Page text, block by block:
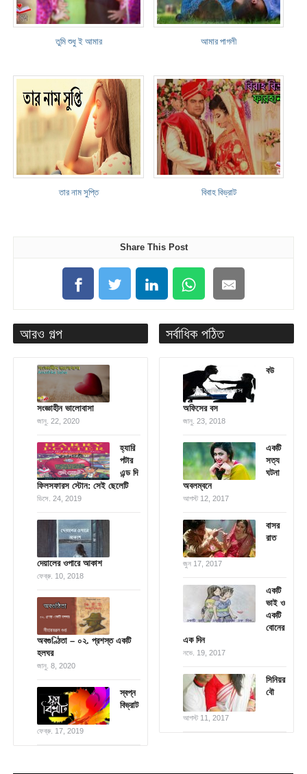
তুমি শুধু ই আমার আমার পাগলী
তার নাম সুপ্তি বিবাহ বিভ্রাট
Share This Post
আরও গল্প
সংজ্ঞাহীন ভালোবাসা
জানু. 22, 2020
হ্যারি
পটার
এন্ড দি
ফিলসফারস স্টোন: সেই ছেলেটি
ডিসে. 24, 2019
দেয়ালের ওপারে আকাশ
ফেব্রু. 10, 2018
অবগুণ্ঠিতা – ০২. প্রশস্ত একটি
হলঘর
জানু. 8, 2020
স্বপ্ন
বিভ্রাট
ফেব্রু. 17, 2019
সর্বাধিক পঠিত
বউ
অফিসের বস
জানু. 23, 2018
একটি
সত্য
ঘটনা
অবলম্বনে
আগস্ট 12, 2017
বাসর
রাত
জুন 17, 2017
একটি
ভাই ও
একটি
বোনের
এক দিন
নভে. 19, 2017
সিনিয়র
বৌ
আগস্ট 11, 2017